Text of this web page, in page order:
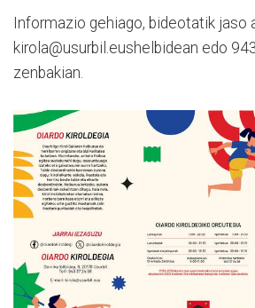
Informazio gehiago, bideotatik jaso
kirola@usurbil.eushelbidean edo
zenbakian.